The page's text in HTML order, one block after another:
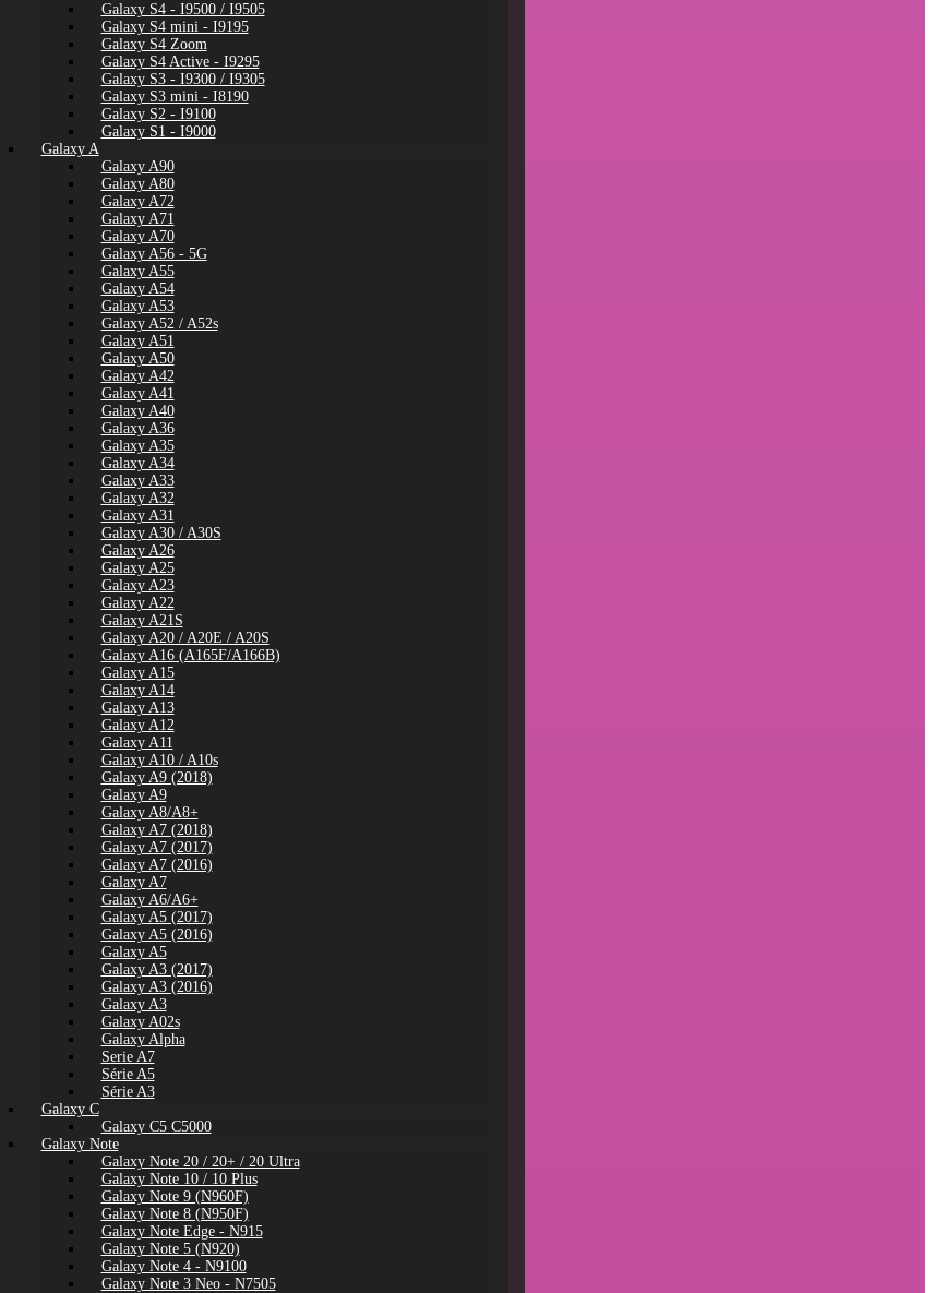
Galaxy S4 - I9500 / I9505
Galaxy S4 mini - I9195
Galaxy S4 Zoom
Galaxy S4 Active - I9295
Galaxy S3 - I9300 / I9305
Galaxy S3 mini - I8190
Galaxy S2 - I9100
Galaxy S1 - I9000
Galaxy A
Galaxy A90
Galaxy A80
Galaxy A72
Galaxy A71
Galaxy A70
Galaxy A56 - 5G
Galaxy A55
Galaxy A54
Galaxy A53
Galaxy A52 / A52s
Galaxy A51
Galaxy A50
Galaxy A42
Galaxy A41
Galaxy A40
Galaxy A36
Galaxy A35
Galaxy A34
Galaxy A33
Galaxy A32
Galaxy A31
Galaxy A30 / A30S
Galaxy A26
Galaxy A25
Galaxy A23
Galaxy A22
Galaxy A21S
Galaxy A20 / A20E / A20S
Galaxy A16 (A165F/A166B)
Galaxy A15
Galaxy A14
Galaxy A13
Galaxy A12
Galaxy A11
Galaxy A10 / A10s
Galaxy A9 (2018)
Galaxy A9
Galaxy A8/A8+
Galaxy A7 (2018)
Galaxy A7 (2017)
Galaxy A7 (2016)
Galaxy A7
Galaxy A6/A6+
Galaxy A5 (2017)
Galaxy A5 (2016)
Galaxy A5
Galaxy A3 (2017)
Galaxy A3 (2016)
Galaxy A3
Galaxy A02s
Galaxy Alpha
Serie A7
Série A5
Série A3
Galaxy C
Galaxy C5 C5000
Galaxy Note
Galaxy Note 20 / 20+ / 20 Ultra
Galaxy Note 10 / 10 Plus
Galaxy Note 9 (N960F)
Galaxy Note 8 (N950F)
Galaxy Note Edge - N915
Galaxy Note 5 (N920)
Galaxy Note 4 - N9100
Galaxy Note 3 Neo - N7505